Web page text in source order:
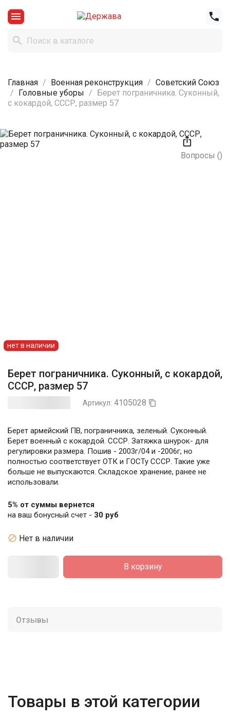



Главная Военная реконструкция
Советский Союз
Головные уборы
Берет пограничника. Суконный,
с кокардой, СССР, размер 57

Вопросы ()
нет в наличии
Берет пограничника. Суконный, с кокардой,
СССР, размер 57
Артикул: 4105028 
Берет армейский ПВ, пограничника, зеленый. Суконный.
Берет военный с кокардой. СССР. Затяжка шнурок- для
регулировки размера. Пошив - 2003г/04 и -2006г, но
полностью соответствует ОТК и ГОСТу СССР. Такие уже
больше не выпускаются. Складское хранение, ранее не
использовали.
5% от суммы вернется
на ваш бонусный счет - 30 руб
 Нет в наличии
В корзину
Отзывы
Товары в этой категории